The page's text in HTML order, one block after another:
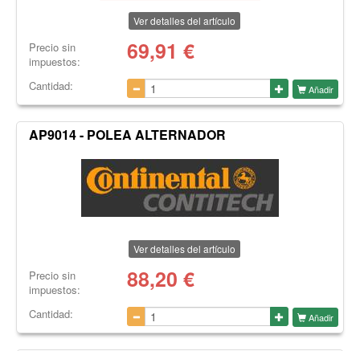
Ver detalles del artículo
Precio sin
impuestos:
69,91 €
Cantidad: Añadir
AP9014 - POLEA ALTERNADOR
Ver detalles del artículo
Precio sin
impuestos:
88,20 €
Cantidad: Añadir